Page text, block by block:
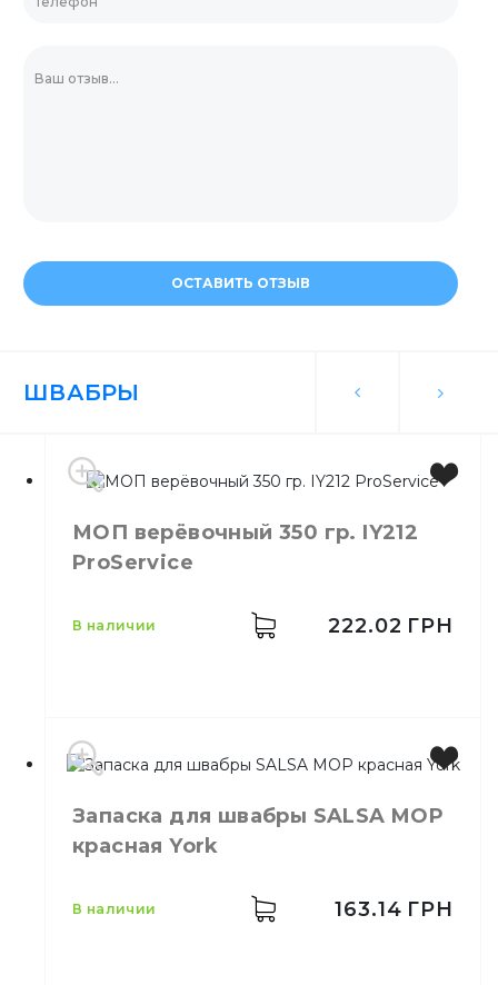
ОСТАВИТЬ ОТЗЫВ
ШВАБРЫ
МОП верёвочный 350 гр. IY212
ProService
Бренд
PROservice
Емкость
в наличии 222.02 ГРН
Запаска для швабры SALSA MOP
красная York
в наличии 163.14 ГРН